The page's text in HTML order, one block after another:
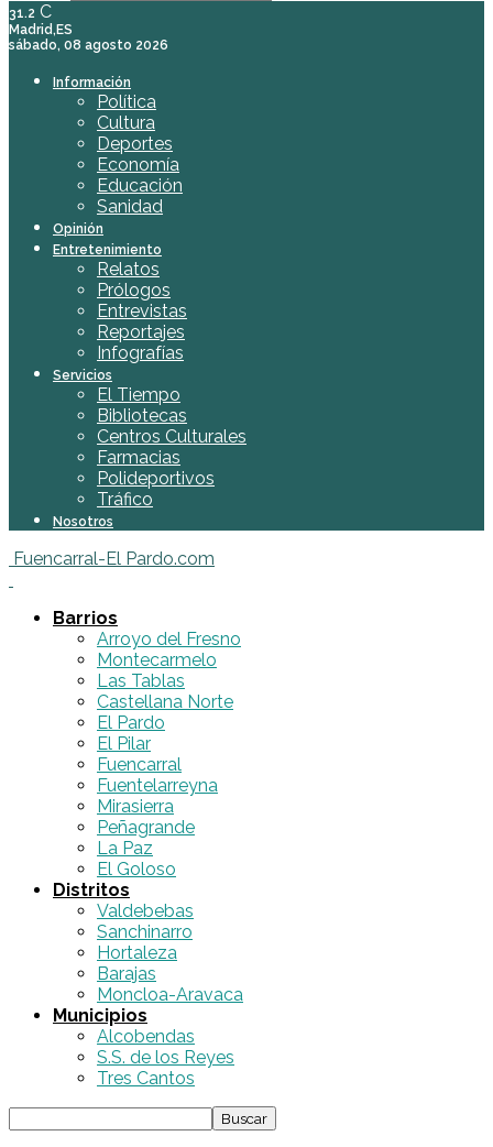
31.2 C
Madrid,ES
sábado, 08 agosto 2026
Información
Política
Cultura
Deportes
Economía
Educación
Sanidad
Opinión
Entretenimiento
Relatos
Prólogos
Entrevistas
Reportajes
Infografías
Servicios
El Tiempo
Bibliotecas
Centros Culturales
Farmacias
Polideportivos
Tráfico
Nosotros
Fuencarral-El Pardo.com
Barrios
Arroyo del Fresno
Montecarmelo
Las Tablas
Castellana Norte
El Pardo
El Pilar
Fuencarral
Fuentelarreyna
Mirasierra
Peñagrande
La Paz
El Goloso
Distritos
Valdebebas
Sanchinarro
Hortaleza
Barajas
Moncloa-Aravaca
Municipios
Alcobendas
S.S. de los Reyes
Tres Cantos